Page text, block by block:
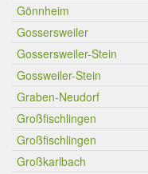
Gönnheim
Gossersweiler
Gossersweiler-Stein
Gossweiler-Stein
Graben-Neudorf
Großfischlingen
Großfischlingen
Großkarlbach